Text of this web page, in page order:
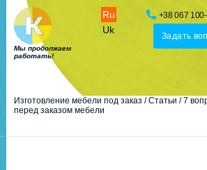
Мы продолжаем
работать!
Uk
Ru +38 067
Задать
Изготовление мебели под заказ /Статьи /7
перед заказом мебели